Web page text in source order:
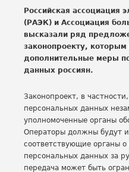
Российская ассоциация
(РАЭК) и Ассоциация
высказали ряд
законопроекту,
дополнительные меры
данных россиян.
Законопроект, в
персональных данных
уполномоченные органы
Операторы должны будут
соответствующие органы
персональных данных за
передача может быть